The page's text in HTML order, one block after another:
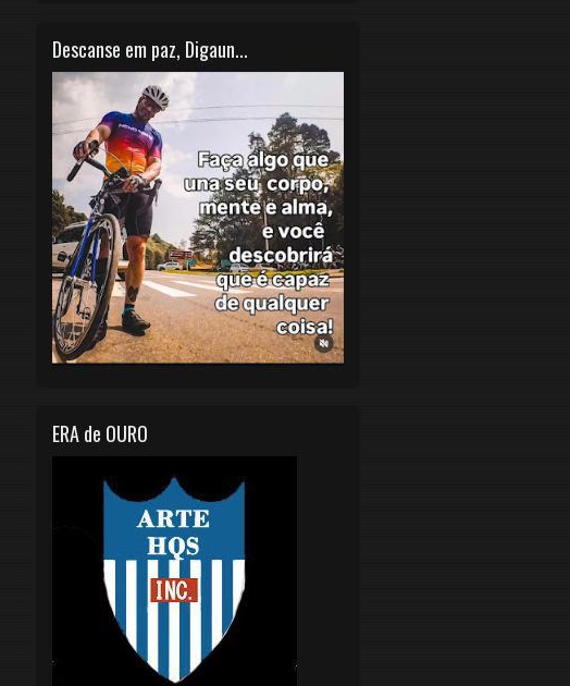
Descanse em paz, Digaun...
ERA de OURO